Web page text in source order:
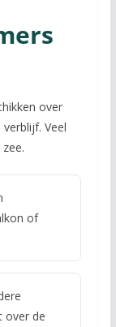
over
Veel
of
over de